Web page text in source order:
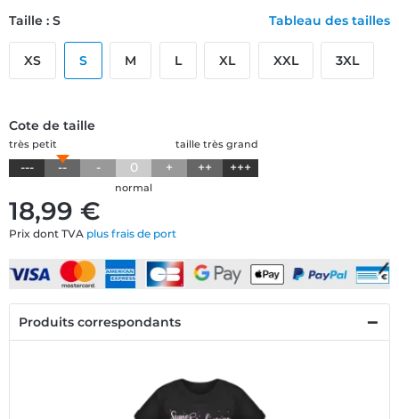
18,99 €
Prix dont TVA plus frais de port
Taille : S Tableau des tailles
XS S M L XL XXL 3XL
Cote de taille
taille très grand
très petit
--- -- - 0 + ++ +++
normal
Produits correspondants